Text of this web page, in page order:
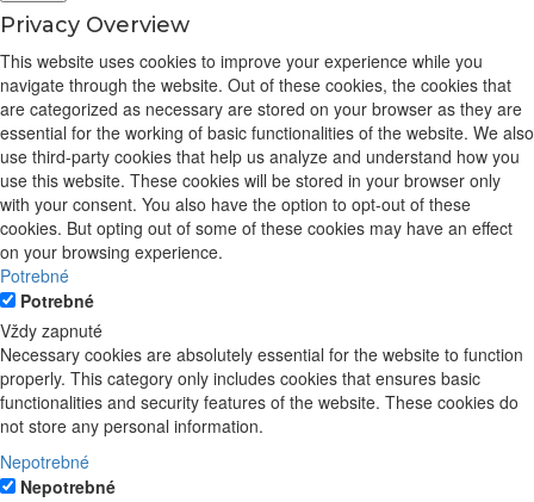
Privacy Overview
This website uses cookies to improve your experience while you
navigate through the website. Out of these cookies, the cookies that
are categorized as necessary are stored on your browser as they are
essential for the working of basic functionalities of the website. We also
use third-party cookies that help us analyze and understand how you
use this website. These cookies will be stored in your browser only
with your consent. You also have the option to opt-out of these
cookies. But opting out of some of these cookies may have an effect
on your browsing experience.
Potrebné
Potrebné
Vždy zapnuté
Necessary cookies are absolutely essential for the website to function
properly. This category only includes cookies that ensures basic
functionalities and security features of the website. These cookies do
not store any personal information.
Nepotrebné
Nepotrebné